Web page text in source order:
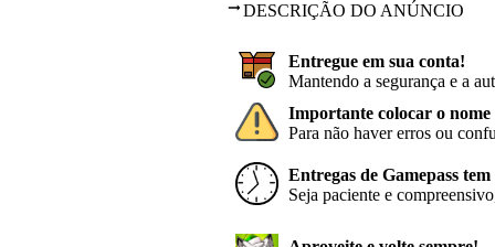
DESCRIÇÃO DO ANÚNCIO
Entregue em sua conta!
Mantendo a segurança e a
Importante colocar o
Para não haver erros ou
Entregas de Gamepass
Seja paciente e